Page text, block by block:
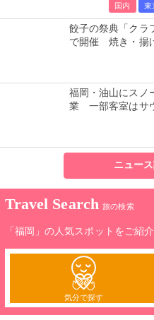
国内 東
餃子の祭典「クラ
で開催 焼き・揚
福岡・油山にスノ
業 一部客室はサ
ニュー
Travel Search 旅の検索
「福岡」の人気スポットをご紹
気分で探す